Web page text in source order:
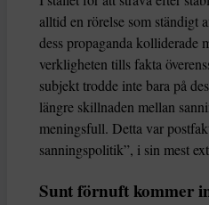
alltid en rörelse som ständigt
dess propaganda kolliderade
verkligheten tills fakta
subjekt trodde inte bara på
längre skillnaden mellan
meningsfull. Detta var
sanningspolitik”, i sin mest
Sunt förnuft kommer